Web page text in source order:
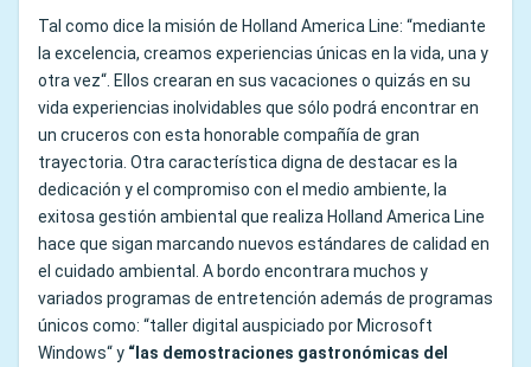
Tal como dice la misión de Holland America Line: “mediante
la excelencia, creamos experiencias únicas en la vida, una y
otra vez“. Ellos crearan en sus vacaciones o quizás en su
vida experiencias inolvidables que sólo podrá encontrar en
un cruceros con esta honorable compañía de gran
trayectoria. Otra característica digna de destacar es la
dedicación y el compromiso con el medio ambiente, la
exitosa gestión ambiental que realiza Holland America Line
hace que sigan marcando nuevos estándares de calidad en
el cuidado ambiental. A bordo encontrara muchos y
variados programas de entretención además de programas
únicos como: “taller digital auspiciado por Microsoft
Windows“ y “las demostraciones gastronómicas del